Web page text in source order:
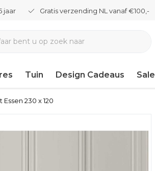
jaar Gratis verzending NL vanaf €100,-
Tuin Design Cadeaus Sale
230 x 120